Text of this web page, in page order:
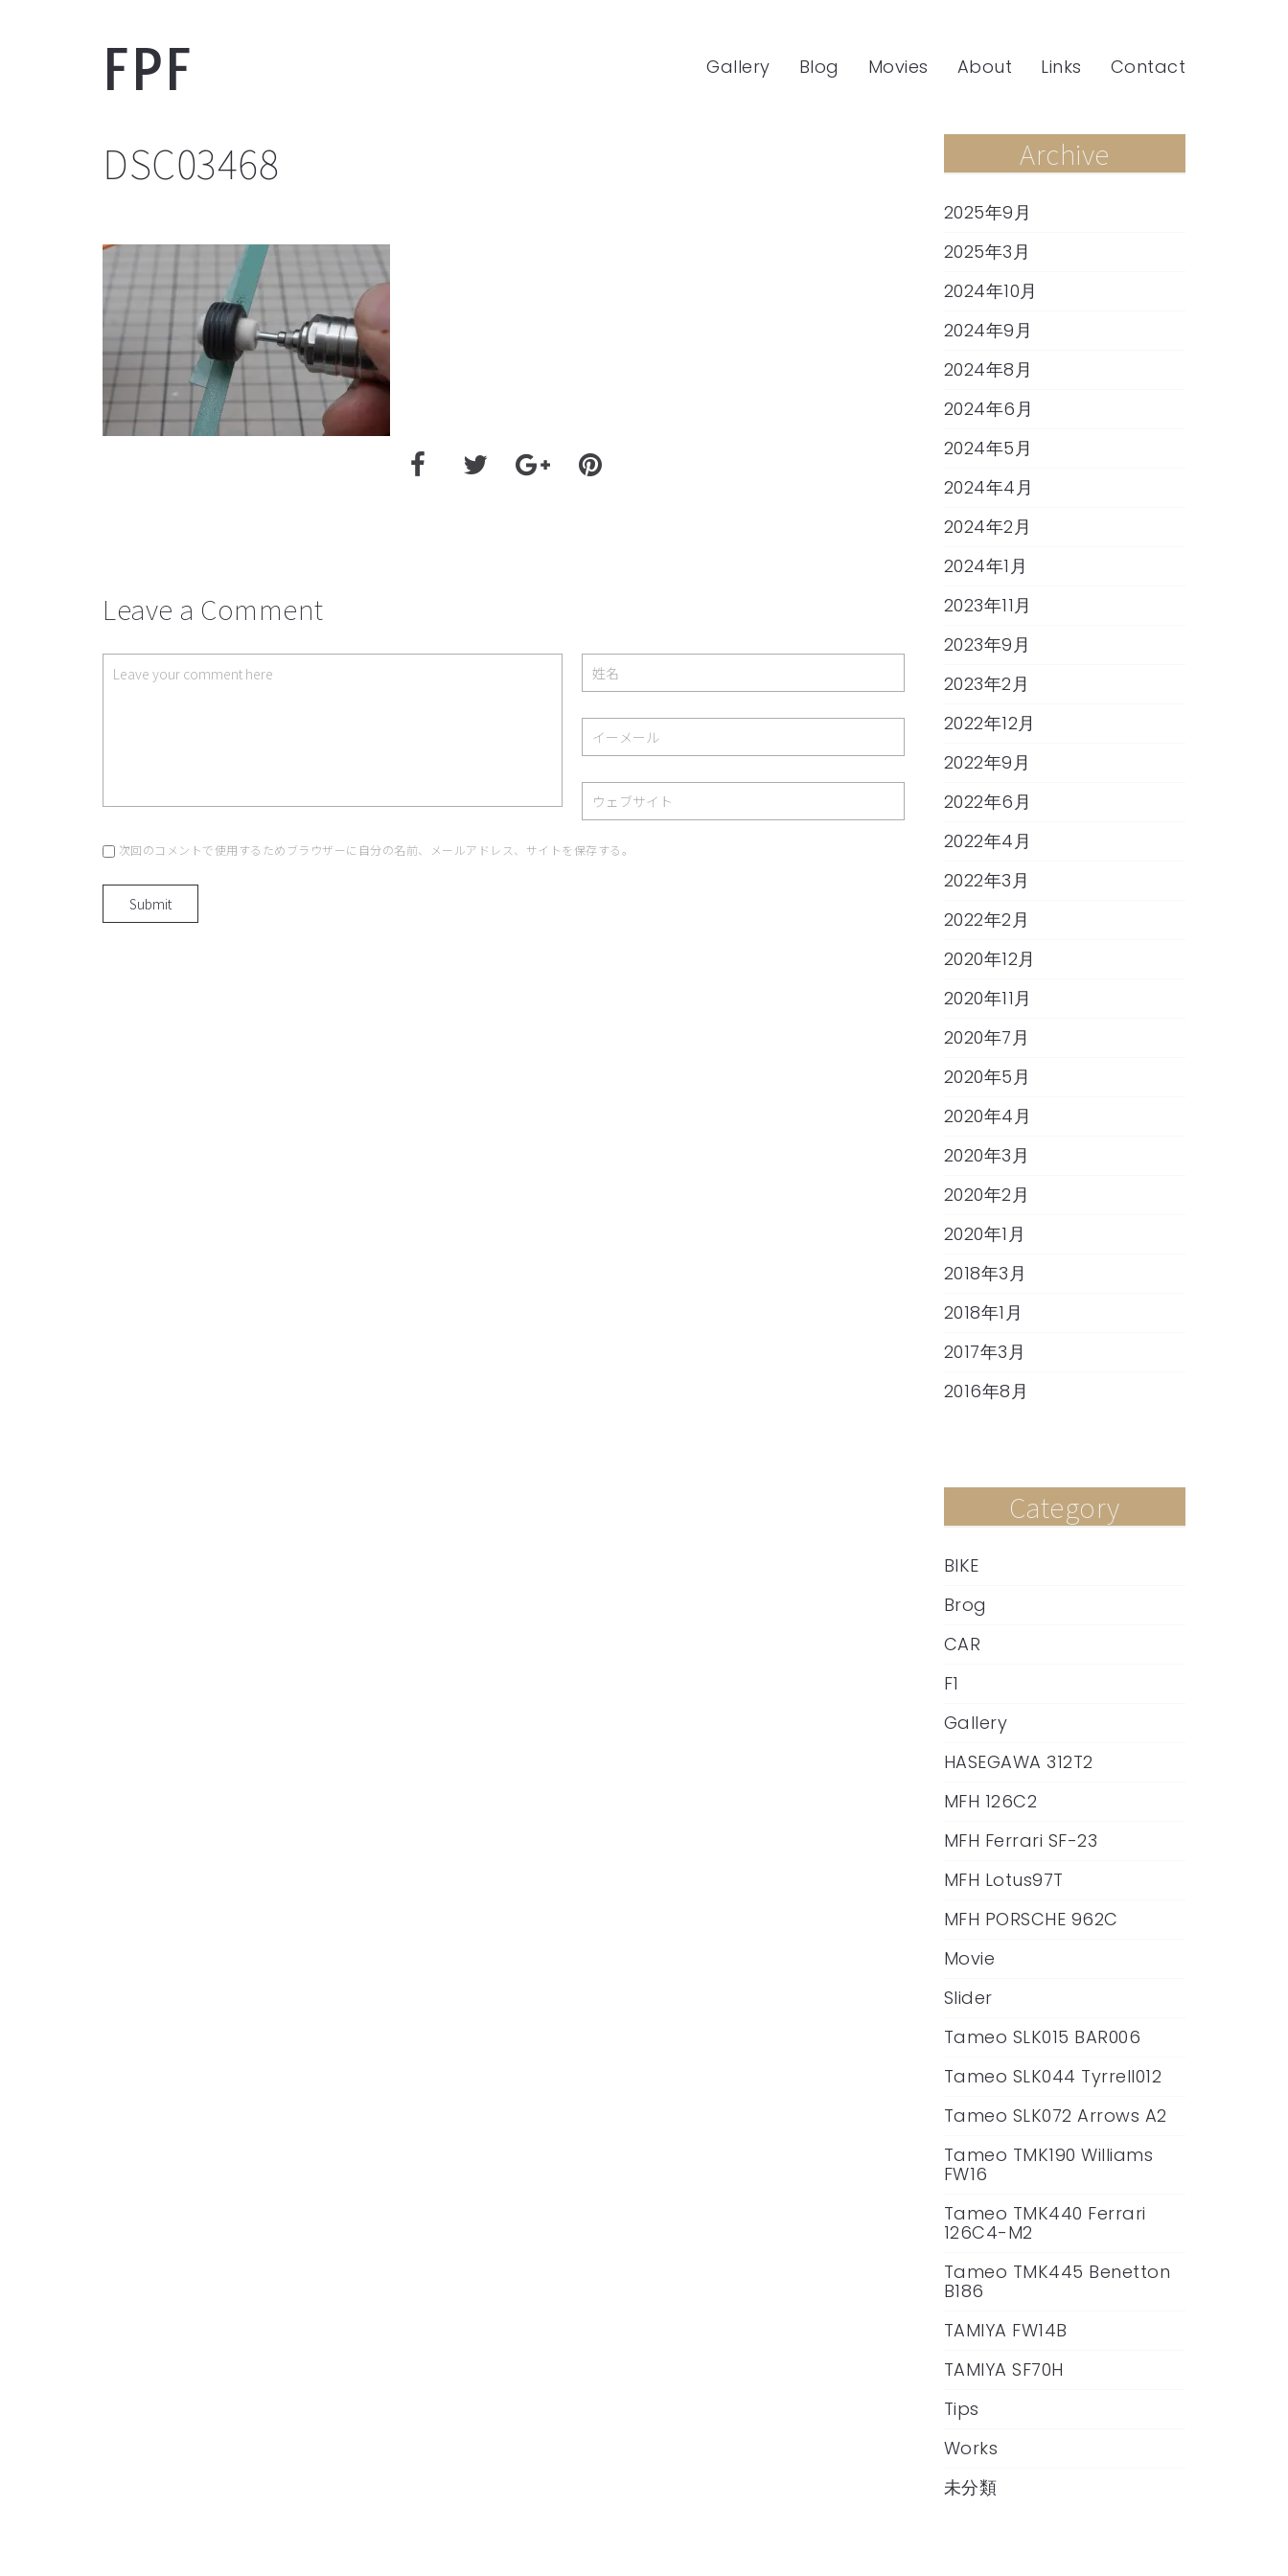
Gallery Blog Movies About Links Contact
FPF
DSC03468
Leave a Comment
次回のコメントで使用するためブラウザーに自分の名前、メールアドレス、サイトを保存する。
Archive
2025年9月
2025年3月
2024年10月
2024年9月
2024年8月
2024年6月
2024年5月
2024年4月
2024年2月
2024年1月
2023年11月
2023年9月
2023年2月
2022年12月
2022年9月
2022年6月
2022年4月
2022年3月
2022年2月
2020年12月
2020年11月
2020年7月
2020年5月
2020年4月
2020年3月
2020年2月
2020年1月
2018年3月
2018年1月
2017年3月
2016年8月
Category
BIKE
Brog
CAR
F1
Gallery
HASEGAWA 312T2
MFH 126C2
MFH Ferrari SF-23
MFH Lotus97T
MFH PORSCHE 962C
Movie
Slider
Tameo SLK015 BAR006
Tameo SLK044 Tyrrell012
Tameo SLK072 Arrows A2
Tameo TMK190 Williams
FW16
Tameo TMK440 Ferrari
126C4-M2
Tameo TMK445 Benetton
B186
TAMIYA FW14B
TAMIYA SF70H
Tips
Works
未分類